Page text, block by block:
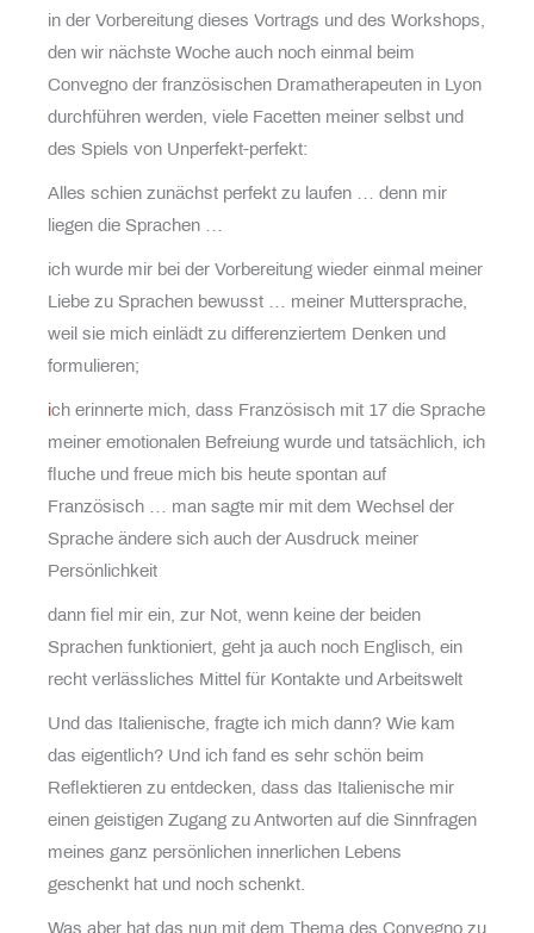
in der Vorbereitung dieses Vortrags und des Workshops,
den wir nächste Woche auch noch einmal beim
Convegno der französischen Dramatherapeuten in Lyon
durchführen werden, viele Facetten meiner selbst und
des Spiels von Unperfekt-perfekt:
Alles schien zunächst perfekt zu laufen … denn mir
liegen die Sprachen …
ich wurde mir bei der Vorbereitung wieder einmal meiner
Liebe zu Sprachen bewusst … meiner Muttersprache,
weil sie mich einlädt zu differenziertem Denken und
formulieren;
ich erinnerte mich, dass Französisch mit 17 die Sprache
meiner emotionalen Befreiung wurde und tatsächlich, ich
fluche und freue mich bis heute spontan auf
Französisch … man sagte mir mit dem Wechsel der
Sprache ändere sich auch der Ausdruck meiner
Persönlichkeit
dann fiel mir ein, zur Not, wenn keine der beiden
Sprachen funktioniert, geht ja auch noch Englisch, ein
recht verlässliches Mittel für Kontakte und Arbeitswelt
Und das Italienische, fragte ich mich dann? Wie kam
das eigentlich? Und ich fand es sehr schön beim
Reflektieren zu entdecken, dass das Italienische mir
einen geistigen Zugang zu Antworten auf die Sinnfragen
meines ganz persönlichen innerlichen Lebens
geschenkt hat und noch schenkt.
Was aber hat das nun mit dem Thema des Convegno zu